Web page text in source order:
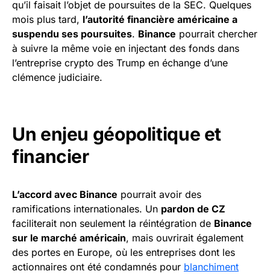
qu’il faisait l’objet de poursuites de la SEC. Quelques
mois plus tard, l’autorité financière américaine a
suspendu ses poursuites. Binance pourrait chercher
à suivre la même voie en injectant des fonds dans
l’entreprise crypto des Trump en échange d’une
clémence judiciaire.
Un enjeu géopolitique et
financier
L’accord avec Binance pourrait avoir des
ramifications internationales. Un pardon de CZ
faciliterait non seulement la réintégration de Binance
sur le marché américain, mais ouvrirait également
des portes en Europe, où les entreprises dont les
actionnaires ont été condamnés pour blanchiment